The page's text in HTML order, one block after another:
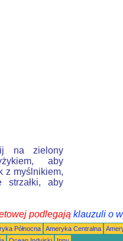
na zielony
aby
z myślnikiem,
strzałki, aby
podlegają klauzuli o
Północna Ameryka Centralna